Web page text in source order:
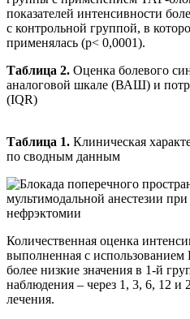
показателей интенсивности
с контрольной группой, в
применялась (р< 0,0001).
Таблица 2. Оценка болевого
аналоговой шкале (ВАШ) и
(IQR)
Таблица 1. Клиническая
по сводным данным
Количественная оценка
выполненная с
более низкие значения в 1-й
наблюдения – через 1, 3, 6, 12 и
лечения.